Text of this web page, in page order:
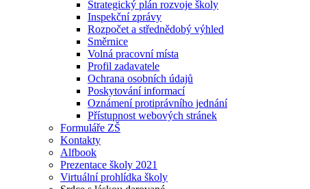
Strategický plán rozvoje školy
Inspekční zprávy
Rozpočet a střednědobý výhled
Směrnice
Volná pracovní místa
Profil zadavatele
Ochrana osobních údajů
Poskytování informací
Oznámení protiprávního jednání
Přístupnost webových stránek
Formuláře ZŠ
Kontakty
Alfbook
Prezentace školy 2021
Virtuální prohlídka školy